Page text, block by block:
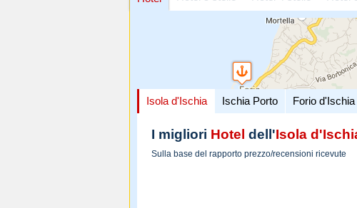
Isola d'Ischia Ischia Porto Forio d'Ischia
I migliori Hotel dell'Isola
Sulla base del rapporto prezzo/recensioni ricevute